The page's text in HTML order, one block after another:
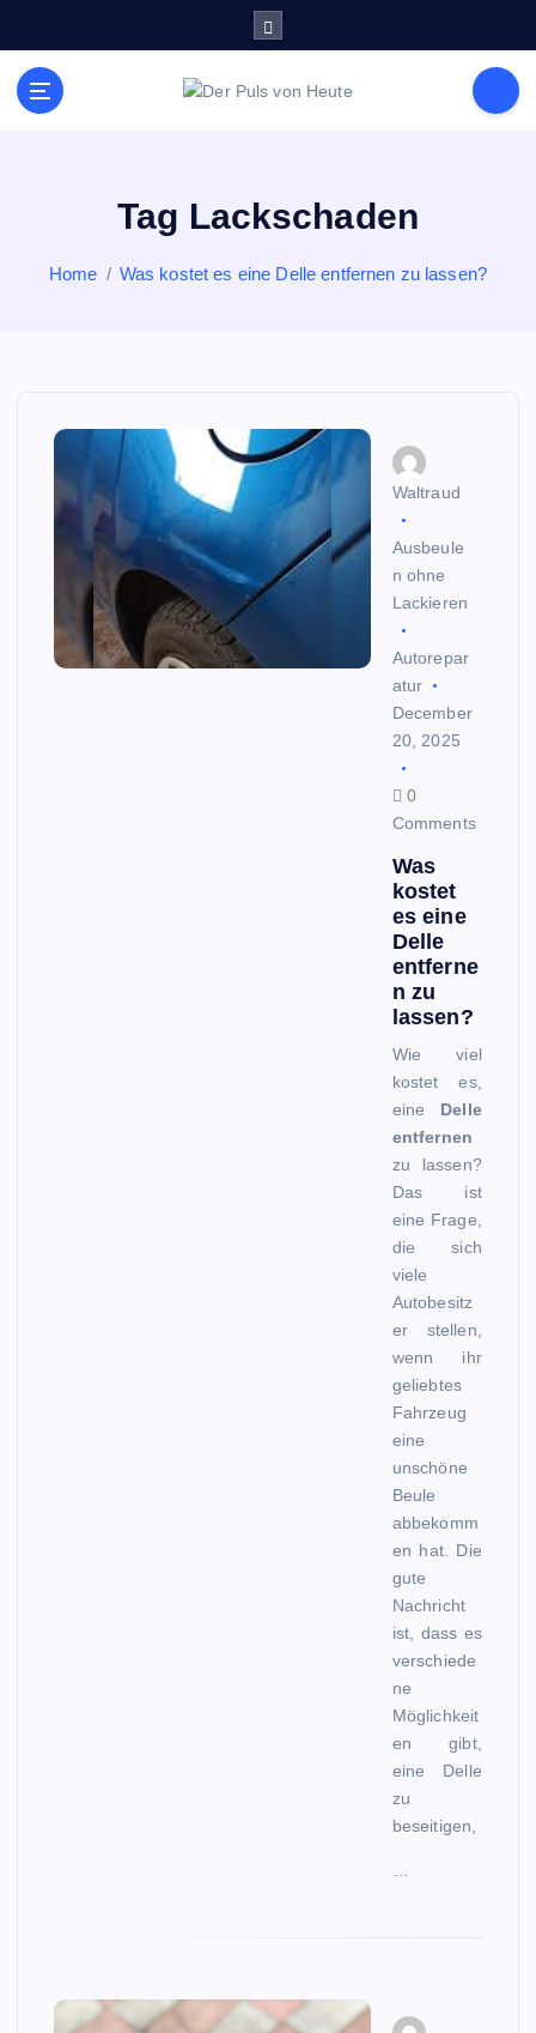
Tag Lackschaden
Home Was kostet es eine Delle entfernen zu lassen?
Waltraud
Ausbeule
n ohne
Lackieren
Autorepar
atur
December
20, 2025
0
Comments
Was
kostet
es eine
Delle
entferne
n zu
lassen?
Wie viel
kostet es,
eine Delle
entfernen
zu lassen?
Das ist
eine Frage,
die sich
viele
Autobesitz
er stellen,
wenn ihr
geliebtes
Fahrzeug
eine
unschöne
Beule
abbekomm
en hat. Die
gute
Nachricht
ist, dass es
verschiede
ne
Möglichkeit
en gibt,
eine Delle
zu
beseitigen,